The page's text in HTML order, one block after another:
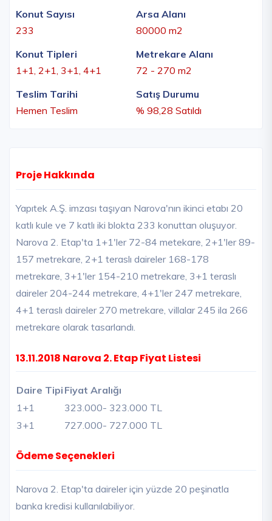
Konut Sayısı
233
Arsa Alanı
80000 m2
Konut Tipleri
1+1, 2+1, 3+1, 4+1
Metrekare Alanı
72 - 270 m2
Teslim Tarihi
Hemen Teslim
Satış Durumu
% 98,28 Satıldı
Proje Hakkında
Yapıtek A.Ş. imzası taşıyan Narova'nın ikinci etabı 20
katlı kule ve 7 katlı iki blokta 233 konuttan oluşuyor.
Narova 2. Etap'ta 1+1'ler 72-84 metekare, 2+1'ler 89-
157 metrekare, 2+1 teraslı daireler 168-178
metrekare, 3+1'ler 154-210 metrekare, 3+1 teraslı
daireler 204-244 metrekare, 4+1'ler 247 metrekare,
4+1 teraslı daireler 270 metrekare, villalar 245 ila 266
metrekare olarak tasarlandı.
13.11.2018 Narova 2. Etap Fiyat Listesi
Daire Tipi Fiyat Aralığı
1+1
323.000- 323.000 TL
3+1
727.000- 727.000 TL
Ödeme Seçenekleri
Narova 2. Etap'ta daireler için yüzde 20 peşinatla
banka kredisi kullanılabiliyor.